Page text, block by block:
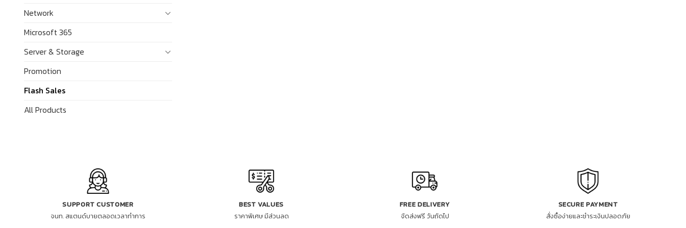
Network
Microsoft 365
Server & Storage
Promotion
Flash Sales
All Products
SUPPORT CUSTOMER
จนท. สแตนด์บายตลอดเวลาทำการ
BEST VALUES
ราคาพิเศษ มีส่วนลด
FREE DELIVERY
จัดส่งฟรี วันถัดไป
SECURE PAYMENT
สั่งซื้อง่ายและชำระเงินปลอดภัย